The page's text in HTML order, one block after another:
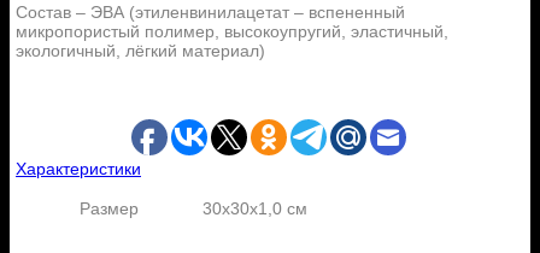
Состав – ЭВА (этиленвинилацетат – вспененный
микропористый полимер, высокоупругий, эластичный,
экологичный, лёгкий материал)
Характеристики
Размер 30x30x1,0 см